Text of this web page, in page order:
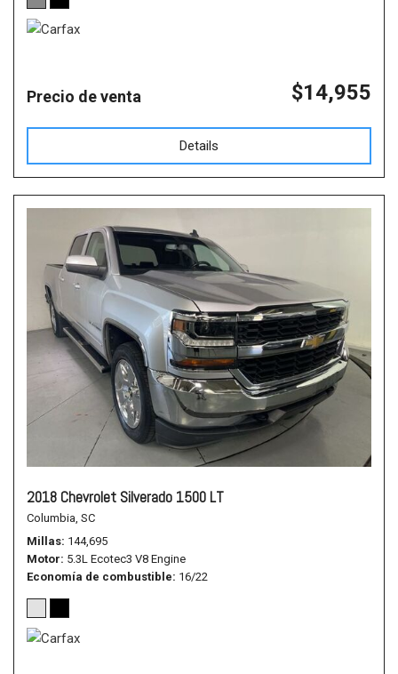
Precio de venta $14,955
Details
2018 Chevrolet Silverado 1500 LT
Columbia, SC
Millas 144,695
Motor 5.3L Ecotec3 V8 Engine
Economía de combustible 16/22